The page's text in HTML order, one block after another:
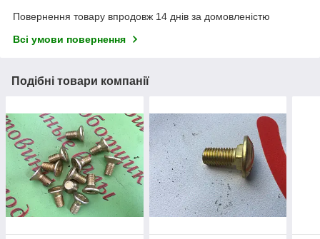
Повернення товару впродовж 14 днів за домовленістю
Всі умови повернення
Подібні товари компанії